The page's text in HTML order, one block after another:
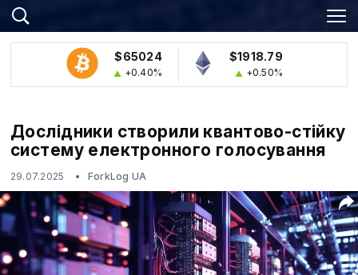
$65024
+0.40%
$1918.79
+0.50%
Дослідники створили квантово-стійку
систему електронного голосування
29.07.2025 ForkLog UA